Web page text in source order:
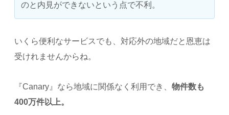
のと内見ができないという点で不利。
いくら便利なサービスでも、対応外の地域だと恩恵は
受けれませんからね。
『Canary』なら地域に関係なく利用でき、物件数も
400万件以上。